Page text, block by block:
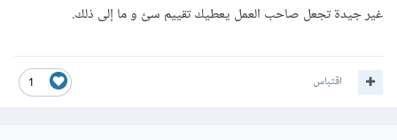
غير جيدة تجعل صاحب العمل يعطيك تقييم سئ و ما إلى ذلك.
1 اقتباس